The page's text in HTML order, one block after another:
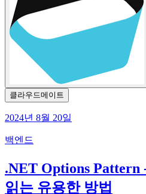
클라우드메이트
2024년 8월 20일
백엔드
.NET Options
읽는 유용한 방법